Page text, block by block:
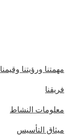
مهمتنا ورؤيتنا وقيمنا
فريقنا
معلومات النشاط
ميثاق التأسيس